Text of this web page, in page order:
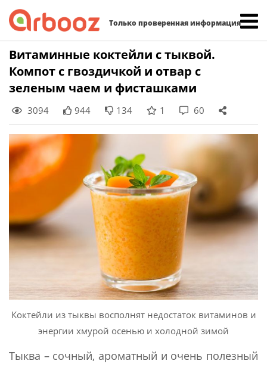
Только проверенная информация
Skip
Витаминные коктейли с тыквой.
Компот с гвоздичкой и отвар с
зеленым чаем и фисташками
3094 944 134 1 60
Коктейли из тыквы восполнят недостаток витаминов и
энергии хмурой осенью и холодной зимой
Тыква – сочный, ароматный и очень полезный
Найти: